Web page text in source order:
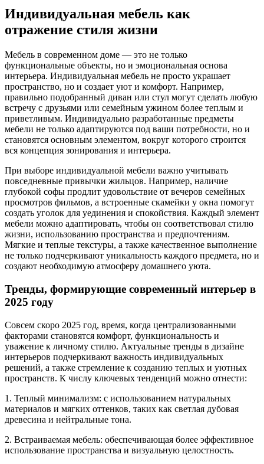
Индивидуальная мебель как
отражение стиля жизни
Мебель в современном доме — это не только
функциональные объекты, но и эмоциональная основа
интерьера. Индивидуальная мебель не просто украшает
пространство, но и создает уют и комфорт. Например,
правильно подобранный диван или стул могут сделать любую
встречу с друзьями или семейным ужином более теплым и
приветливым. Индивидуально разработанные предметы
мебели не только адаптируются под ваши потребности, но и
становятся основным элементом, вокруг которого строится
вся концепция зонирования и интерьера.
При выборе индивидуальной мебели важно учитывать
повседневные привычки жильцов. Например, наличие
глубокой софы продлит удовольствие от вечеров семейных
просмотров фильмов, а встроенные скамейки у окна помогут
создать уголок для уединения и спокойствия. Каждый элемент
мебели можно адаптировать, чтобы он соответствовал стилю
жизни, использованию пространства и предпочтениям.
Мягкие и теплые текстуры, а также качественное выполнение
не только подчеркивают уникальность каждого предмета, но и
создают необходимую атмосферу домашнего уюта.
Тренды, формирующие современный интерьер в
2025 году
Совсем скоро 2025 год, время, когда централизованными
факторами становятся комфорт, функциональность и
уважение к личному стилю. Актуальные тренды в дизайне
интерьеров подчеркивают важность индивидуальных
решений, а также стремление к созданию теплых и уютных
пространств. К числу ключевых тенденций можно отнести:
1. Теплый минимализм: с использованием натуральных
материалов и мягких оттенков, таких как светлая дубовая
древесина и нейтральные тона.
2. Встраиваемая мебель: обеспечивающая более эффективное
использование пространства и визуальную целостность.